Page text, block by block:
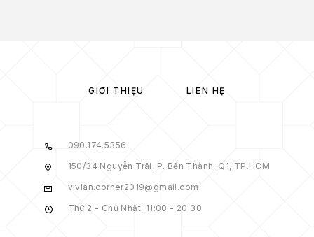
GIỚI THIỆU LIÊN HỆ
090.174.5356
150/34 Nguyễn Trãi, P. Bến Thành, Q1, TP.HCM
vivian.corner2019@gmail.com
Thứ 2 - Chủ Nhật: 11:00 - 20:30